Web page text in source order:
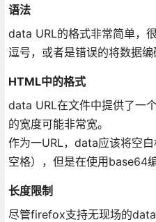
语法
data URL的格式非常简单，
逗号，或者是错误的将数据编
HTML中的格式
data URL在文件中提供了一
的宽度可能非常宽。
作为一URL，data应该将空
空格），但是在使用base64
长度限制
尽管firefox支持无现场的